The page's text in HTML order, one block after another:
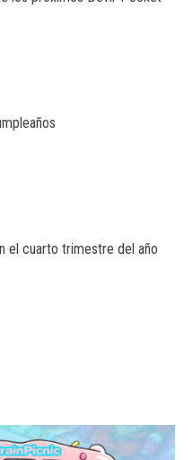
el cuarto trimestre del año